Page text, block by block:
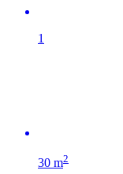
1
30 m2